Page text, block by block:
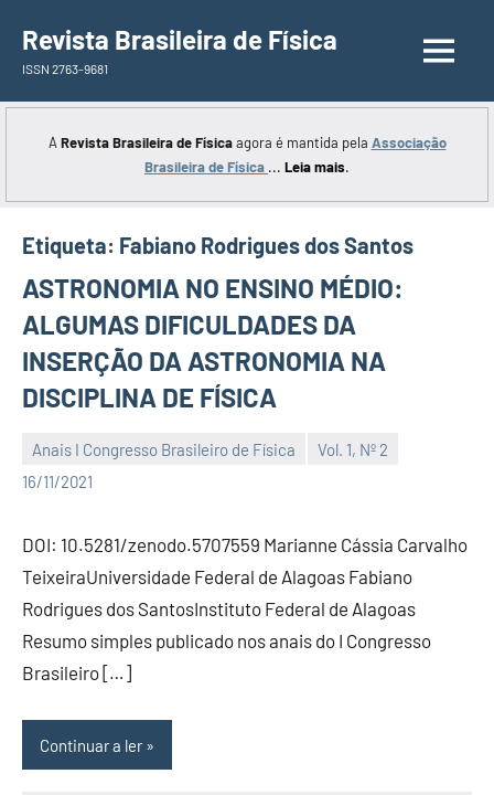
para
conteúdo
Revista Brasileira de Física
ISSN 2763-9681
A Revista Brasileira de Físicaagora é mantida pela Associação
Brasileira de Física ... Leia mais.
Etiqueta: Fabiano Rodrigues dos Santos
ASTRONOMIA NO ENSINO MÉDIO:
ALGUMAS DIFICULDADES DA
INSERÇÃO DA ASTRONOMIA NA
DISCIPLINA DE FÍSICA
Anais I Congresso Brasileiro de Física
Vol. 1, Nº 2
16/11/2021
Editor
DOI: 10.5281/zenodo.5707559 Marianne Cássia Carvalho
TeixeiraUniversidade Federal de Alagoas Fabiano
Rodrigues dos SantosInstituto Federal de Alagoas
Resumo simples publicado nos anais do I Congresso
Brasileiro […]
Continuar a ler